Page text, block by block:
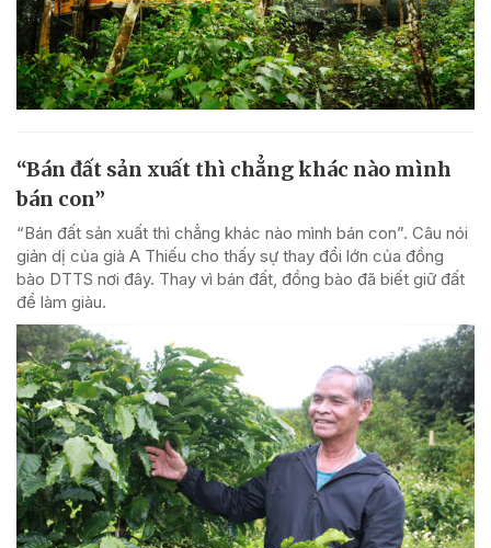
“Bán đất sản xuất thì chẳng khác nào mình
bán con”
“Bán đất sản xuất thì chẳng khác nào mình bán con”. Câu nói
giản dị của già A Thiếu cho thấy sự thay đổi lớn của đồng
bào DTTS nơi đây. Thay vì bán đất, đồng bào đã biết giữ đất
để làm giàu.